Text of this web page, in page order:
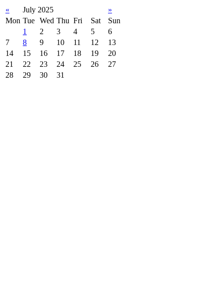
« July 2025
»
Mon Tue Wed Thu Fri Sat
Sun
1
2 3 4 5
6
7
8 9 10 11 12
13
14
15 16 17 18 19
20
21
22 23 24 25 26
27
28
29 30 31